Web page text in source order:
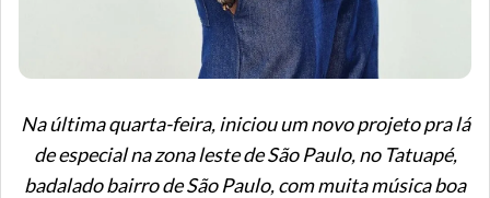
Na última quarta-feira, iniciou um novo projeto pra lá
de especial na zona leste de São Paulo, no Tatuapé,
badalado bairro de São Paulo, com muita música boa